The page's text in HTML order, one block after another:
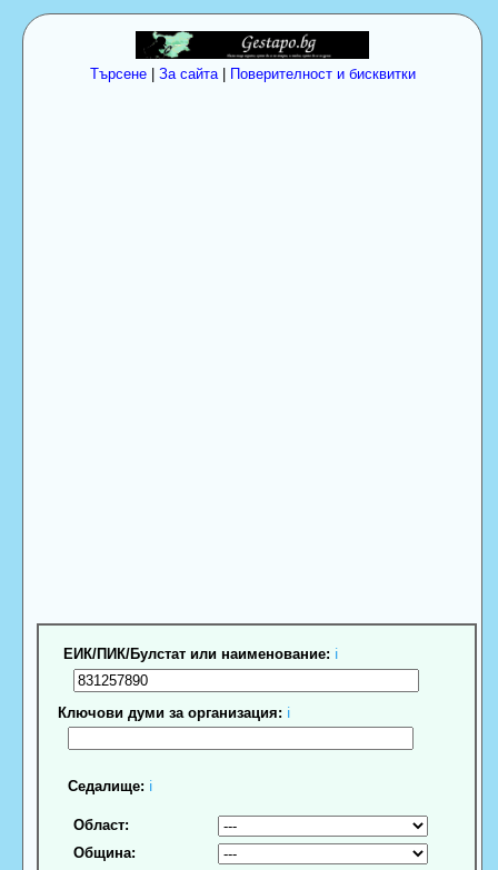
Търсене| За сайта| Поверителност и бисквитки
ЕИК/ПИК/Булстат или наименование: ℹ
Ключови думи за организация: ℹ
Седалище: ℹ
Област:
Община: